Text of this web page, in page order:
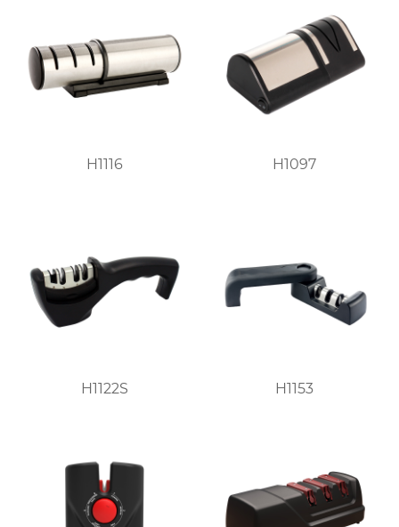
H1116 H1097
H1122S H1153